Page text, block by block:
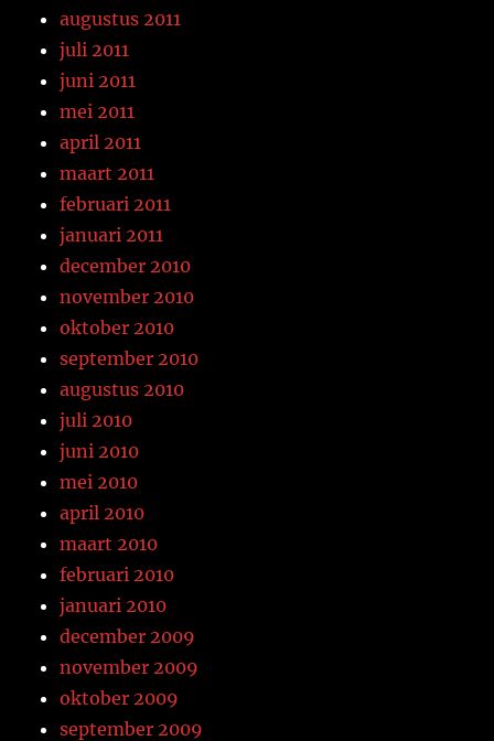
augustus 2011
juli 2011
juni 2011
mei 2011
april 2011
maart 2011
februari 2011
januari 2011
december 2010
november 2010
oktober 2010
september 2010
augustus 2010
juli 2010
juni 2010
mei 2010
april 2010
maart 2010
februari 2010
januari 2010
december 2009
november 2009
oktober 2009
september 2009